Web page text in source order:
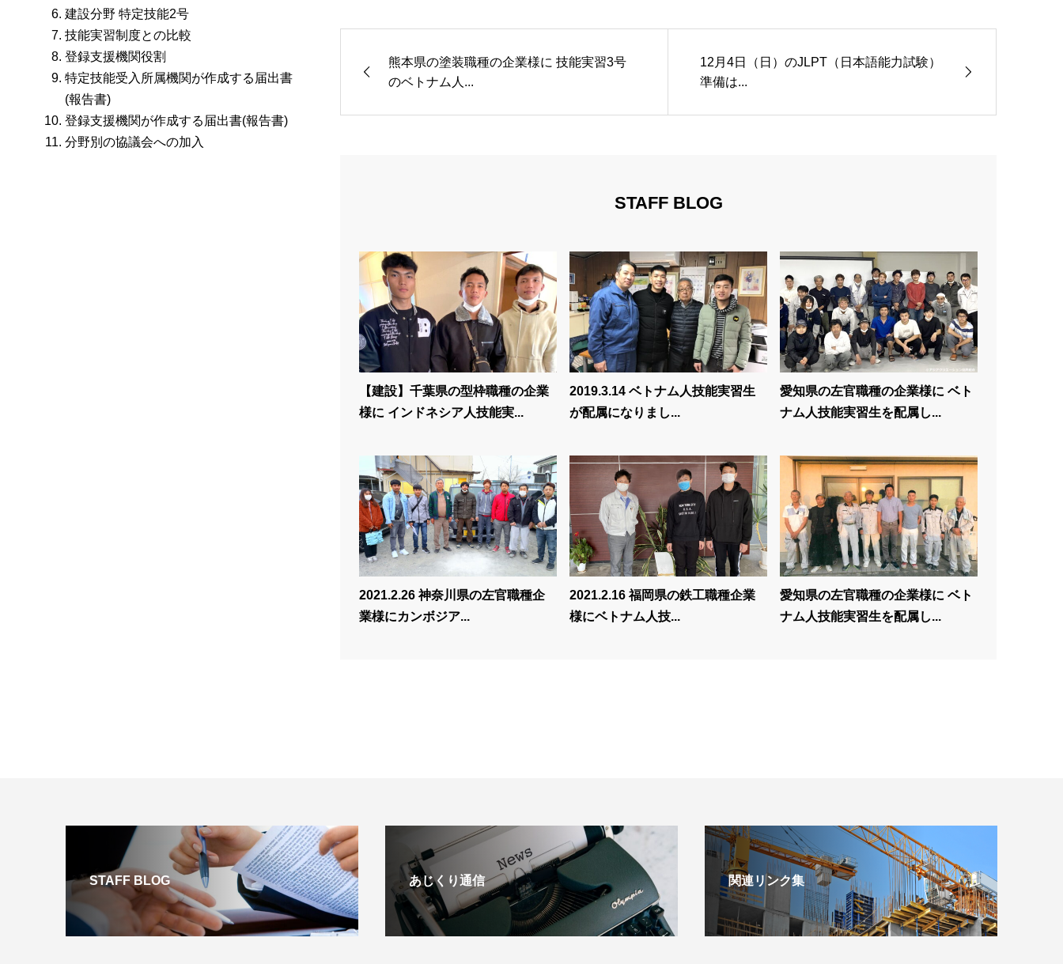
熊本県の塗装職種の企業様に 技能実習3号
のベトナム人...
12月4日（日）のJLPT（日本語能力試験）
準備は...
STAFF BLOG
【建設】千葉県の型枠職種の企業
様に インドネシア人技能実...
2019.3.14 ベトナム人技能実習生
が配属になりまし...
愛知県の左官職種の企業様に ベト
ナム人技能実習生を配属し...
2021.2.26 神奈川県の左官職種企
業様にカンボジア...
2021.2.16 福岡県の鉄工職種企業
様にベトナム人技...
愛知県の左官職種の企業様に ベト
ナム人技能実習生を配属し...
建設分野 特定技能2号
技能実習制度との比較
登録支援機関役割
特定技能受入所属機関が作成する届出書
(報告書)
登録支援機関が作成する届出書(報告書)
分野別の協議会への加入
STAFF BLOG あじくり通信 関連リンク集